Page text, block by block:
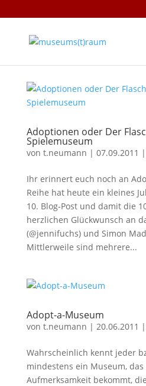
Adoptionen oder Der
Spielemuseum
von t.neumann | 07.09.2011 |
Ihr erinnert euch noch an
Reihe hat heute ein kleines
10. Blog-Post und damit die
herzlichen Glückwunsch an
(@jennifuchs) und Simon
Mittlerweile sind mehrere...
Adopt-a-Museum
von t.neumann | 20.06.2011 |
Wahrscheinlich kennt jeder
mindestens ein Museum,
Aufmerksamkeit bekommt,